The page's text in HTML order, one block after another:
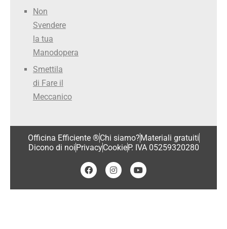
Non
Svendere
la tua
Manodopera
Smettila
di Fare il
Meccanico
Officina Efficiente ®Chi siamo?Materiali gratuiti
Dicono di noiPrivacyCookieP. IVA 05259320280